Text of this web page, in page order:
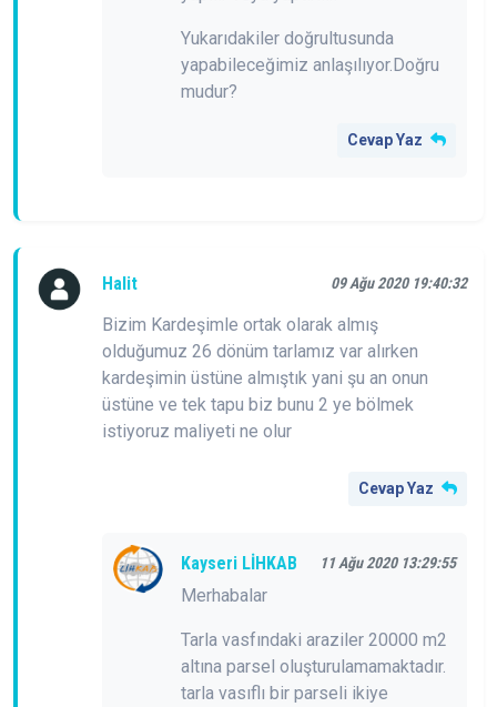
Yukarıdakiler doğrultusunda
yapabileceğimiz anlaşılıyor.Doğru
mudur?
Cevap Yaz
Halit 09 Ağu 2020 19:40:32
Bizim Kardeşimle ortak olarak almış
olduğumuz 26 dönüm tarlamız var alırken
kardeşimin üstüne almıştık yani şu an onun
üstüne ve tek tapu biz bunu 2 ye bölmek
istiyoruz maliyeti ne olur
Cevap Yaz
Kayseri LİHKAB 11 Ağu 2020 13:29:55
Merhabalar
Tarla vasfındaki araziler 20000 m2
altına parsel oluşturulamamaktadır.
tarla vasıflı bir parseli ikiye